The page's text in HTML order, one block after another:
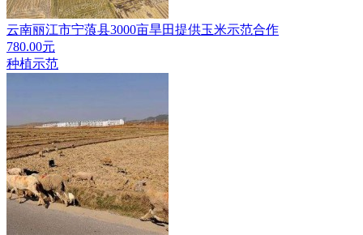
云南丽江市宁蒗县3000亩旱田提供玉米示范合作
780.00元
种植示范